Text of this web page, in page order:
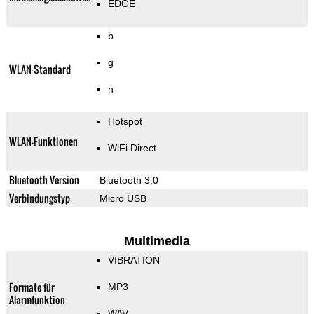
EDGE
WLAN-Standard
b
g
n
WLAN-Funktionen
Hotspot
WiFi Direct
Bluetooth Version Bluetooth 3.0
Verbindungstyp Micro USB
Multimedia
Formate für
Alarmfunktion
VIBRATION
MP3